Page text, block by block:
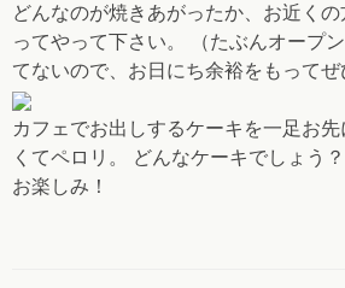
どんなのが焼きあがったか、お近く
ってやって下さい。 （たぶんオープ
てないので、お日にち余裕をもってぜ
カフェでお出しするケーキを一足お
くてペロリ。 どんなケーキでしょう
お楽しみ！